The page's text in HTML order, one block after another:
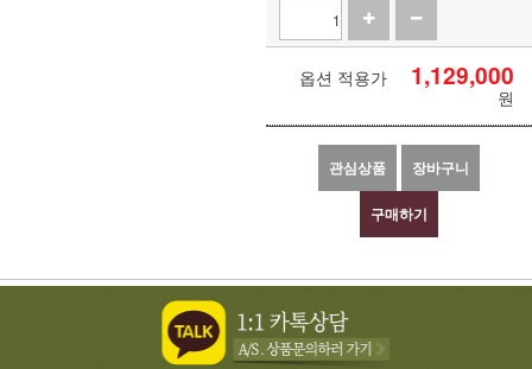
옵션 적용가 1,129,000
원
관심상품 장바구니
구매하기